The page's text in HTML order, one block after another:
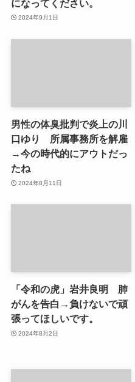
になってください。
2024年9月1日
男性の体臭批判で炎上の川
口ゆり 所属事務所を解雇
→今の時代的にアウトだっ
たね
2024年8月11日
「令和の虎」岩井良明 肺
がんを告白→負けないで頑
張ってほしいです。
2024年8月2日